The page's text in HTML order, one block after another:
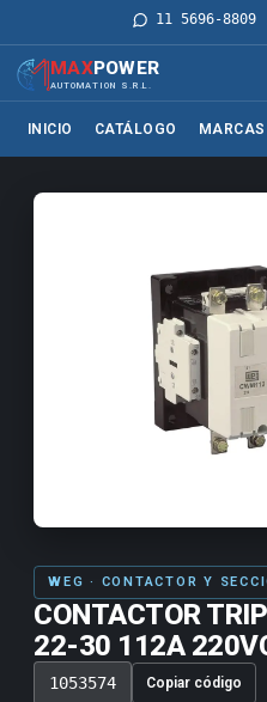
11 5696-8809
MAXPOWER
AUTOMATION S.R.L.
INICIO CATÁLOGO MARCAS
WEG · CONTACTOR Y
CONTACTOR
22-30 112A
1053574 Copiar código